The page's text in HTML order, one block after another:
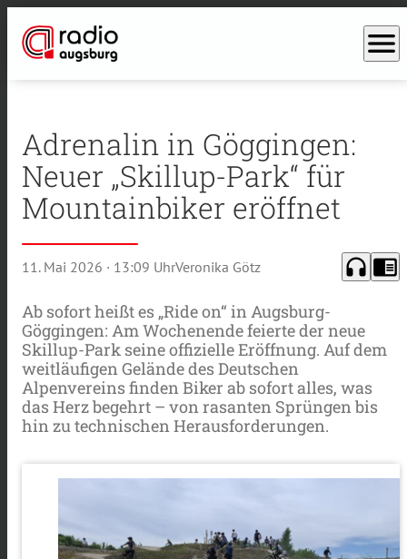
menu
Adrenalin in Göggingen:
Neuer „Skillup-Park“ für
Mountainbiker eröffnet
11. Mai 2026 · 13:09 UhrVeronika Götz headphones chrome_reader_mode
Ab sofort heißt es „Ride on“ in Augsburg-
Göggingen: Am Wochenende feierte der neue
Skillup-Park seine offizielle Eröffnung. Auf dem
weitläufigen Gelände des Deutschen
Alpenvereins finden Biker ab sofort alles, was
das Herz begehrt – von rasanten Sprüngen bis
hin zu technischen Herausforderungen.